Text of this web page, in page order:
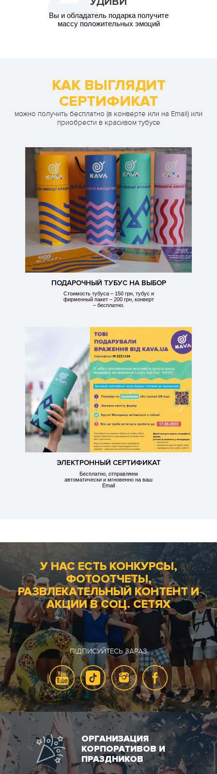
Вы и обладатель подарка получите
массу положительных эмоций
КАК ВЫГЛЯДИТ
СЕРТИФИКАТ
можно получить бесплатно (в конверте или на Email) или
приобрести в красивом тубусе
ПОДАРОЧНЫЙ ТУБУС НА ВЫБОР
Стоимость тубуса – 150 грн, тубус и
фирменный пакет – 200 грн, конверт
– бесплатно.
ЭЛЕКТРОННЫЙ СЕРТИФИКАТ
Бесплатно, отправляем
автоматически и мгновенно на ваш
Email
У НАС ЕСТЬ КОНКУРСЫ,
ФОТООТЧЕТЫ,
РАЗВЛЕКАТЕЛЬНЫЙ КОНТЕНТ И
АКЦИИ В СОЦ. СЕТЯХ
ПІДПИСУЙТЕСЬ ЗАРАЗ
ОРГАНИЗАЦИЯ
КОРПОРАТИВОВ И
ПРАЗДНИКОВ